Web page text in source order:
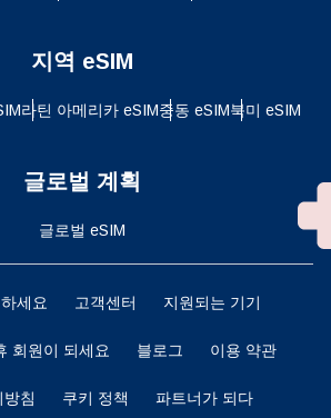
지역 eSIM
라틴 아메리카 eSIM중동 eSIM북미 eSIM
글로벌 계획
글로벌 eSIM
세요 고객센터 지원되는 기기
회원이 되세요 블로그 이용 약관
침 쿠키 정책 파트너가 되다